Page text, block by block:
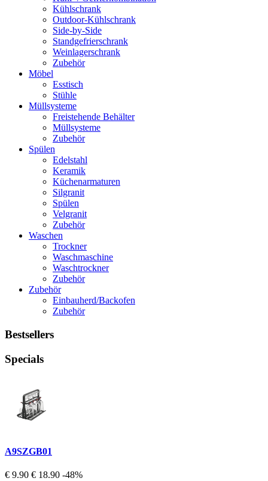
Kühlschrank
Outdoor-Kühlschrank
Side-by-Side
Standgefrierschrank
Weinlagerschrank
Zubehör
Möbel
Esstisch
Stühle
Müllsysteme
Freistehende Behälter
Müllsysteme
Zubehör
Spülen
Edelstahl
Keramik
Küchenarmaturen
Silgranit
Spülen
Velgranit
Zubehör
Waschen
Trockner
Waschmaschine
Waschtrockner
Zubehör
Zubehör
Einbauherd/Backofen
Zubehör
Bestsellers
Specials
A9SZGB01
€ 9.90 € 18.90 -48%